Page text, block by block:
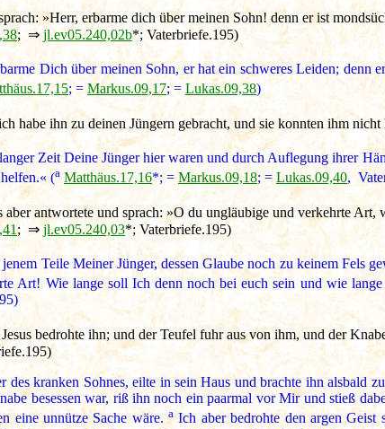
»Herr, erbarme dich über meinen Sohn! denn er ist
; ⇒ jl.ev05.240,02b*; Vaterbriefe.195)
Dich über meinen Sohn, er hat ein schweres Leiden;
; =Markus.09,17; = Lukas.09,38)
habe ihn zu deinen Jüngern gebracht, und sie konnten ihm nicht
Zeit Deine Jünger hier waren und durch Auflegung ihrer
(a Matthäus.17,16*; = Markus.09,18; = Lukas.09,40,
aber antwortete und sprach: »O du ungläubige und verkehrte
; ⇒ jl.ev05.240,03*; Vaterbriefe.195)
Teile Meiner Jünger, dessen Glaube noch zu keinem
Art! Wie lange soll Ich denn noch bei euch sein und wie
bedrohte ihn; und der Teufel fuhr aus von ihm, und der
des kranken Sohnes, eilte in sein Haus und brachte ihn
besessen war, riß ihn noch ein paarmal vor Mir und stieß
eine unnütze Sache wäre.a Ich aber bedrohte den argen